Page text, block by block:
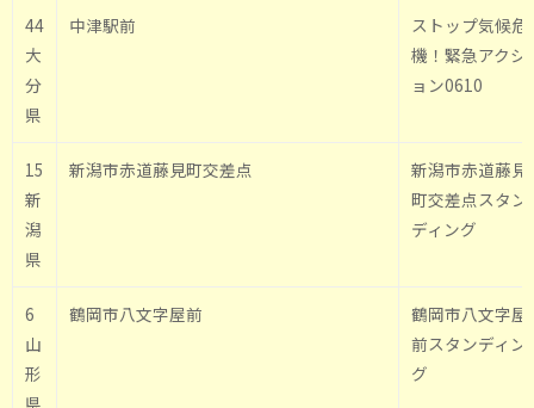
44
大
分
県
中津駅前
ストップ気候危
機！緊急アクシ
ョン0610
15
新
潟
県
新潟市赤道藤見町交差点
新潟市赤道藤見
町交差点スタン
ディング
6
山
形
鶴岡市八文字屋前
鶴岡市八文字屋
前スタンディン
グ